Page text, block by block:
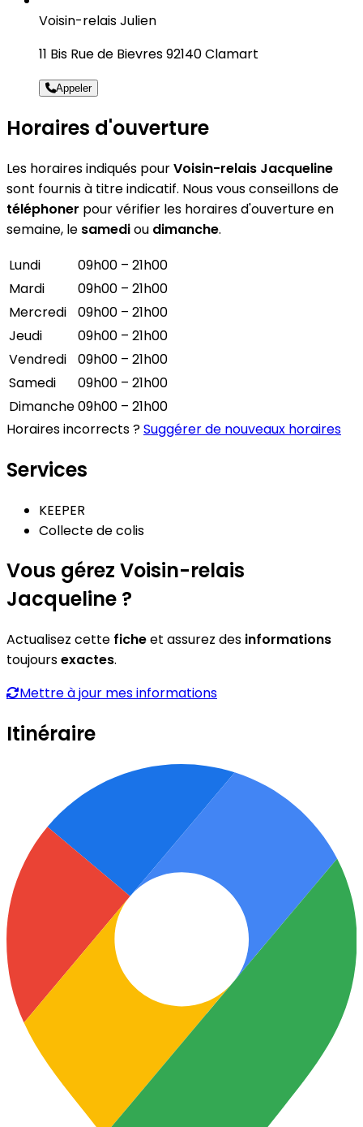
Voisin-relais Julien
11 Bis Rue de Bievres 92140 Clamart
Appeler
Horaires d'ouverture
Les horaires indiqués pourVoisin-relais Jacqueline
sont fournis à titre indicatif. Nous vous conseillons de
téléphoner pour vérifier les horaires d'ouverture en
semaine, le samediou dimanche.
Lundi
09h00 – 21h00
Mardi
09h00 – 21h00
Mercredi
09h00 – 21h00
Jeudi
09h00 – 21h00
Vendredi
09h00 – 21h00
Samedi
09h00 – 21h00
Dimanche09h00 – 21h00
Horaires incorrects ?Suggérer de nouveaux horaires
Services
KEEPER
Collecte de colis
Vous gérez Voisin-relais
Jacqueline ?
Actualisez cette ficheet assurez des informations
toujoursexactes.
Mettre à jour mes informations
Itinéraire